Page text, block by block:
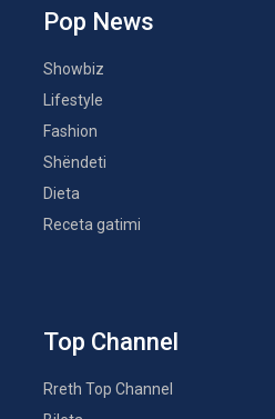
Pop News
Showbiz
Lifestyle
Fashion
Shëndeti
Dieta
Receta gatimi
Top Channel
Rreth Top Channel